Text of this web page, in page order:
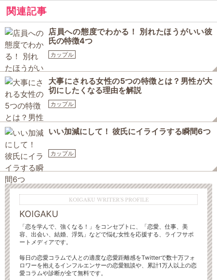
関連記事
店員への態度でわかる！ 別れたほうがいい彼
氏の特徴4つ
カップル
大事にされる女性の5つの特徴とは？男性が大
切にしたくなる理由を解説
カップル
いい加減にして！ 彼氏にイライラする瞬間6つ
カップル
KOIGAKU WRITER'S PROFILE
KOIGAKU
「恋を学んで、強くなる！」をコンセプトに、「恋愛、仕事、美
容、出会い、結婚、浮気」などで悩む女性を応援する、ライフサポ
ートメディアです。
毎日の恋愛コラムで人との適度な恋愛距離感をTwitterで数十万フォ
ロワーを抱えるインフルエンサーの恋愛観談や、累計1万人以上の恋
愛コラムや診断が全て無料です。